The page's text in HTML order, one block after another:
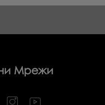
Мрежи